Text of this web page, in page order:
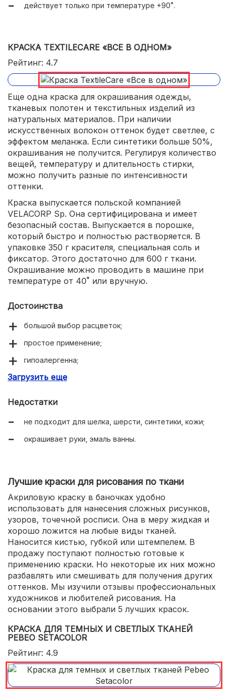
действует только при температуре +90˚.
КРАСКА TEXTILECARE «ВСЕ В ОДНОМ»
Рейтинг: 4.7
Еще одна краска для окрашивания одежды,
тканевых полотен и текстильных изделий из
натуральных материалов. При наличии
искусственных волокон оттенок будет светлее, с
эффектом меланжа. Если синтетики больше 50%,
окрашивания не получится. Регулируя количество
вещей, температуру и длительность стирки,
можно получить разные по интенсивности
оттенки.
Краска выпускается польской компанией
VELACORP Sp. Она сертифицирована и имеет
безопасный состав. Выпускается в порошке,
который быстро и полностью растворяется. В
упаковке 350 г красителя, специальная соль и
фиксатор. Этого достаточно для 600 г ткани.
Окрашивание можно проводить в машине при
температуре от 40˚ или вручную.
Достоинства
большой выбор расцветок;
простое применение;
гипоалергенна;
безопасна для деталей машины;
Загрузить еще
Недостатки
не подходит для шелка, шерсти, синтетики, кожи;
окрашивает руки, эмаль ванны.
Лучшие краски для рисования по ткани
Акриловую краску в баночках удобно
использовать для нанесения сложных рисунков,
узоров, точечной росписи. Она в меру жидкая и
хорошо ложится на любые виды тканей.
Наносится кистью, губкой или штемпелем. В
продажу поступают полностью готовые к
применению краски. Но некоторые их них можно
разбавлять или смешивать для получения других
оттенков. Мы изучили отзывы профессиональных
художников и любителей рисования. На
основании этого выбрали 5 лучших красок.
КРАСКА ДЛЯ ТЕМНЫХ И СВЕТЛЫХ ТКАНЕЙ
PEBEO SETACOLOR
Рейтинг: 4.9